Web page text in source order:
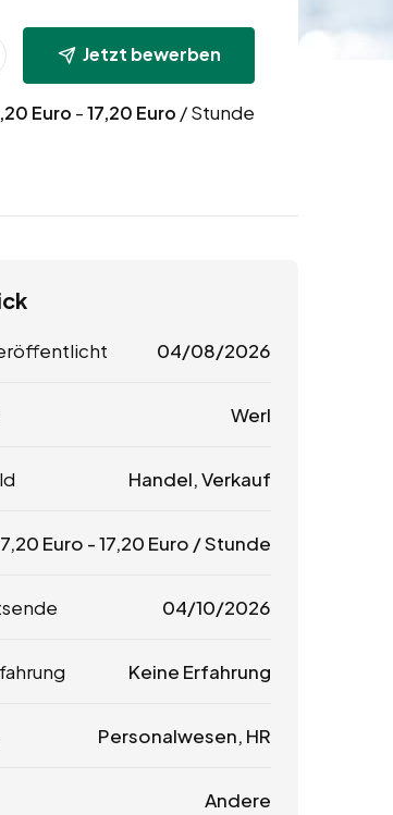
Jetzt bewerben
Euro -17,20 Euro / Stunde
04/08/2026
Werl
Handel, Verkauf
Euro -17,20 Euro / Stunde
04/10/2026
Keine Erfahrung
Personalwesen, HR
Andere